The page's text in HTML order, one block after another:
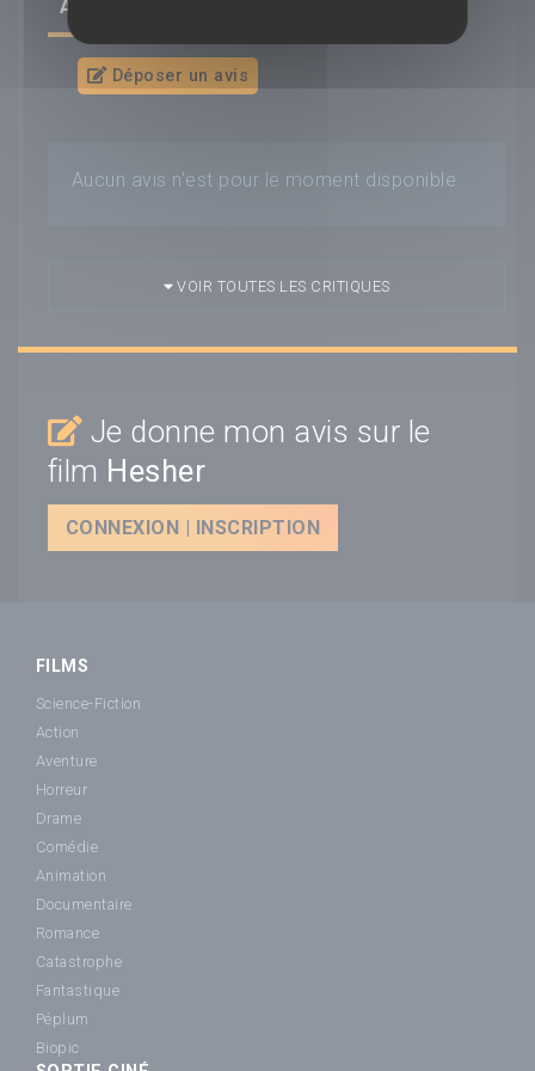
AVIS/CRITIQUE DU FILM
Déposer un avis
Aucun avis n'est pour le moment disponible.
VOIR TOUTES LES CRITIQUES
Je donne mon avis sur le
film Hesher
CONNEXION | INSCRIPTION
FILMS
Science-Fiction
Action
Aventure
Horreur
Drame
Comédie
Animation
Documentaire
Romance
Catastrophe
Fantastique
Péplum
Biopic